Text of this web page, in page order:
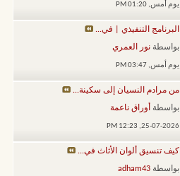
يوم أمس, 01:20 PM
البرنامج التنفيذي | في...
بواسطة نور العمري
يوم أمس, 03:47 PM
من مرادم النسيان إلى سكينة...
بواسطة أوراق ناعمة
25-07-2026,
12:23 PM
كيف تنسيق ألوان الأثاث في...
بواسطة adham43